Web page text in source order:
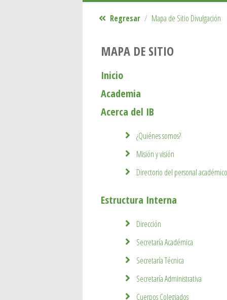
Regresar Mapa de Sitio Divulgación
MAPA DE SITIO
Inicio
Academia
Acerca del IB
¿Quiénes somos?
Misión y visión
Directorio del personal académico
Estructura Interna
Dirección
Secretaría Académica
Secretaría Técnica
Secretaría Administrativa
Cuerpos Colegiados